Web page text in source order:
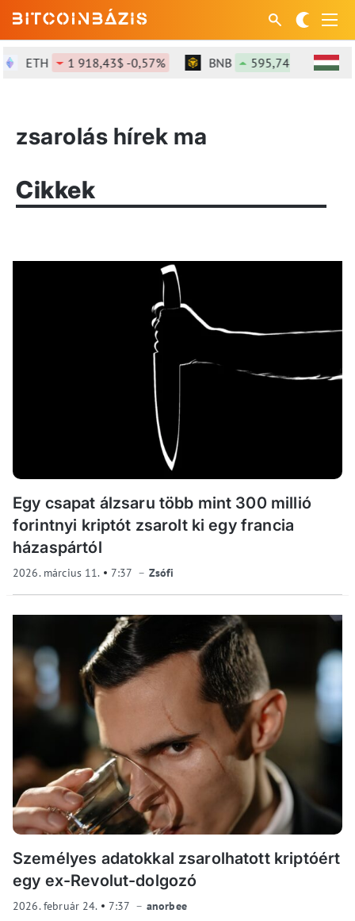
ETH 1 918,43$ -0,57% BNB 595,74$ +0,66%
zsarolás hírek ma
Cikkek
Egy csapat álzsaru több mint 300 millió
forintnyi kriptót zsarolt ki egy francia
házaspártól
2026. március 11. 7:37 Zsófi
Személyes adatokkal zsarolhatott kriptóért
egy ex-Revolut-dolgozó
2026. február 24. 7:37 anorbee